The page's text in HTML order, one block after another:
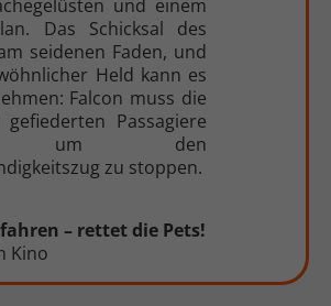
und einem
Das Schicksal des
seidenen Faden, und
Held kann es
Falcon muss die
Passagiere
um den
zu stoppen.
– rettet die Pets!
Kino